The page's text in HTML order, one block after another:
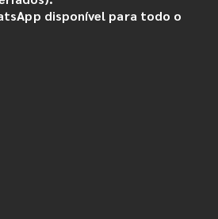
disponível para todo o